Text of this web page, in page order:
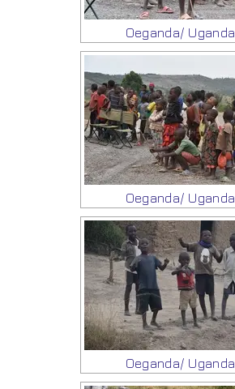
Oeganda/ Uganda
Oeganda/ Uganda
Oeganda/ Uganda